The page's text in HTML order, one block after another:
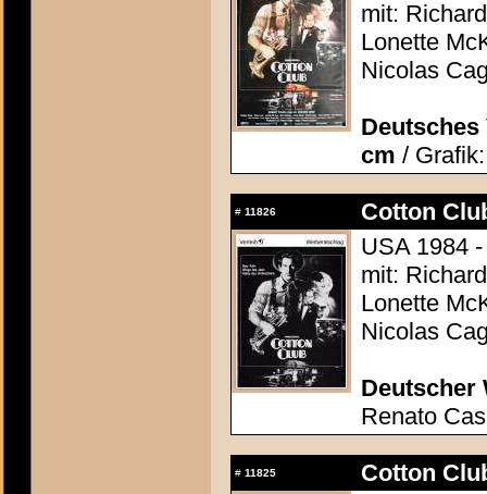
mit:
Lonette
Nicolas
Deutsches
cm /
# 11826
Cotton
USA 1984
mit:
Lonette
Nicolas
Deutscher
Renato
# 11825
Cotton